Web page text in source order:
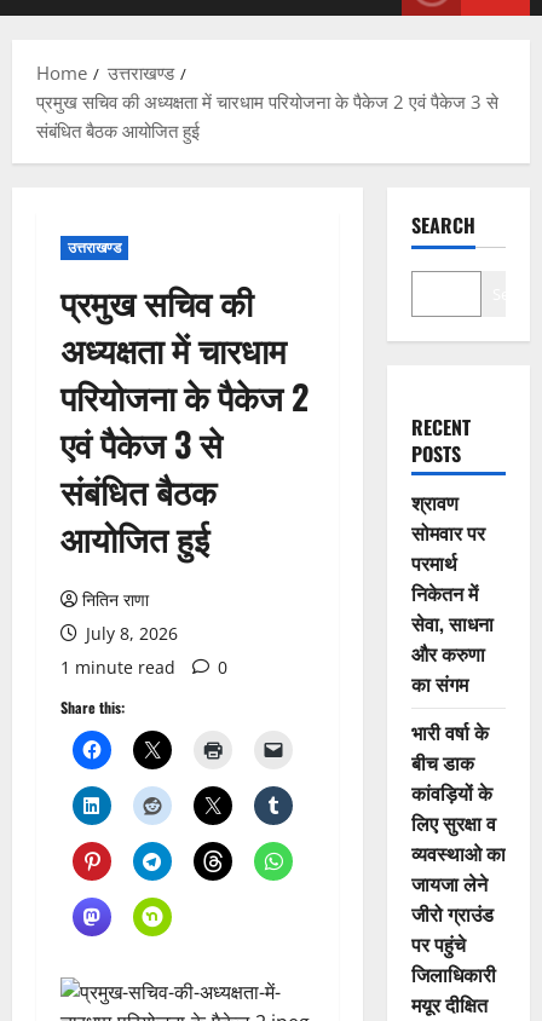
Home
उत्तराखण्ड
प्रमुख सचिव की अध्यक्षता में चारधाम परियोजना के पैकेज 2 एवं पैकेज 3 से
संबंधित बैठक आयोजित हुई
उत्तराखण्ड
प्रमुख सचिव की
अध्यक्षता में चारधाम
परियोजना के पैकेज 2
एवं पैकेज 3 से
संबंधित बैठक
आयोजित हुई
नितिन राणा
July 8, 2026
1 minute read
0
Share this:
SEARCH
RECENT
POSTS
श्रावण
सोमवार पर
परमार्थ
निकेतन में
सेवा, साधना
और करुणा
का संगम
भारी वर्षा के
बीच डाक
कांवड़ियों के
लिए सुरक्षा व
व्यवस्थाओ का
जायजा लेने
जीरो ग्राउंड
पर पहुंचे
जिलाधिकारी
मयूर दीक्षित